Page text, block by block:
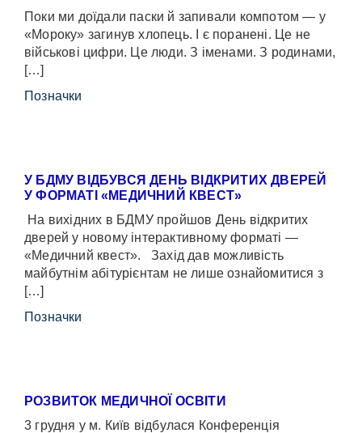
Поки ми доїдали паски й запивали компотом — у
«Мороку» загинув хлопець. І є поранені. Це не
військові цифри. Це люди. З іменами. З родинами,
[…]
Позначки
У БДМУ ВІДБУВСЯ ДЕНЬ ВІДКРИТИХ ДВЕРЕЙ
У ФОРМАТІ «МЕДИЧНИЙ КВЕСТ»
На вихідних в БДМУ пройшов День відкритих
дверей у новому інтерактивному форматі —
«Медичний квест». Захід дав можливість
майбутнім абітурієнтам не лише ознайомитися з
[…]
Позначки
РОЗВИТОК МЕДИЧНОЇ ОСВІТИ
3 грудня у м. Київ відбулася Конференція